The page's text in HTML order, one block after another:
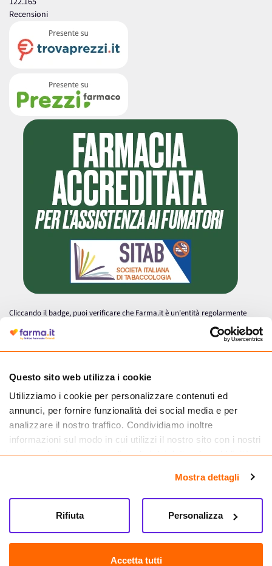
Questo sito web utilizza i cookie
Utilizziamo i cookie per personalizzare contenuti ed
annunci, per fornire funzionalità dei social media e per
analizzare il nostro traffico. Condividiamo inoltre
informazioni sul modo in cui utilizzi il nostro sito con i nostri
partner che si occupano di analisi dei dati web, pubblicità e
informazioni che hai fornito loro o che hanno raccolto dal
tuo utilizzo dei loro servizi.
Mostra dettagli
Accetta tutti
Personalizza
Rifiuta
Recensioni
Cliccando il badge, puoi verificare che Farma.it è un'entità regolarmente
autorizzata dal Ministero della Salute a effettuare la vendita online di
medicinali.
Farma.it S.a.s. P. IVA 07417261216 REA: NA-884088
CREDITS
Sede legale Via delle Repubbliche Marinare 128, 80147 Napoli